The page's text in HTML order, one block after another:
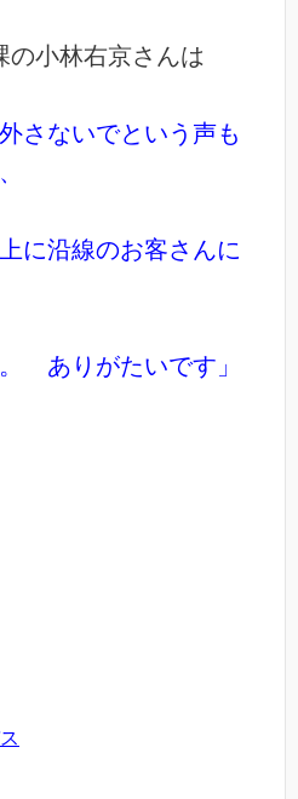
の小林右京さんは
さないでという声も
に沿線のお客さんに
ありがたいです」